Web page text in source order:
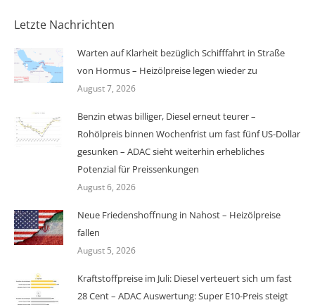
Letzte Nachrichten
Warten auf Klarheit bezüglich Schifffahrt in Straße
von Hormus – Heizölpreise legen wieder zu
August 7, 2026
Benzin etwas billiger, Diesel erneut teurer –
Rohölpreis binnen Wochenfrist um fast fünf US-Dollar
gesunken – ADAC sieht weiterhin erhebliches
Potenzial für Preissenkungen
August 6, 2026
Neue Friedenshoffnung in Nahost – Heizölpreise
fallen
August 5, 2026
Kraftstoffpreise im Juli: Diesel verteuert sich um fast
28 Cent – ADAC Auswertung: Super E10-Preis steigt